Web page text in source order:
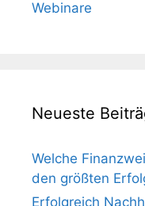
Webinare
Neueste
Welche
den größten
Erfolgreich